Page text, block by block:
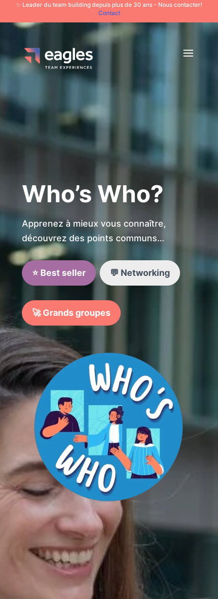
✨ Leader du team building depuis plus de 30 ans - Nous contacter!
Contact
Who’s Who?
Apprenez à mieux vous connaître,
découvrez des points communs…
⭐ Best seller 💬 Networking
🚀 Grands groupes